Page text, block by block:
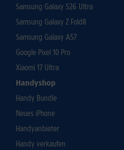
Samsung Galaxy S26 Ultra
Samsung Galaxy Z Fold8
Samsung Galaxy A57
Google Pixel 10 Pro
Xiaomi 17 Ultra
Handyshop
Handy Bundle
Neues iPhone
Handyanbieter
Handy verkaufen